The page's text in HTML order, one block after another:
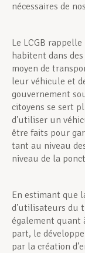
nécessaires de
Le LCGB
habitent dans
moyen de
leur véhicule et
gouvernement
citoyens se sert
d’utiliser un
être faits pour
tant au niveau
niveau de la
En estimant que
d’utilisateurs du
également quant
part, le
par la création